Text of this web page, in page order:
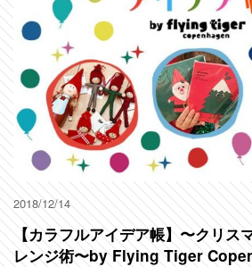
2018/12/14
【カラフルアイデア帳】〜クリス
レンジ術〜by Flying Tiger